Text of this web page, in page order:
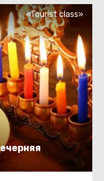
«Tourist class»